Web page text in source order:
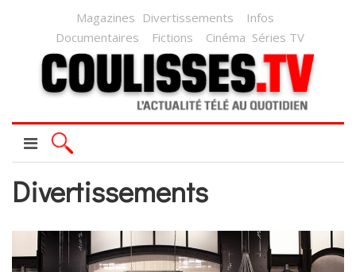
Magazines Divertissements
Infos
Documentaires
Fictions Cinéma Séries TV
Divertissements